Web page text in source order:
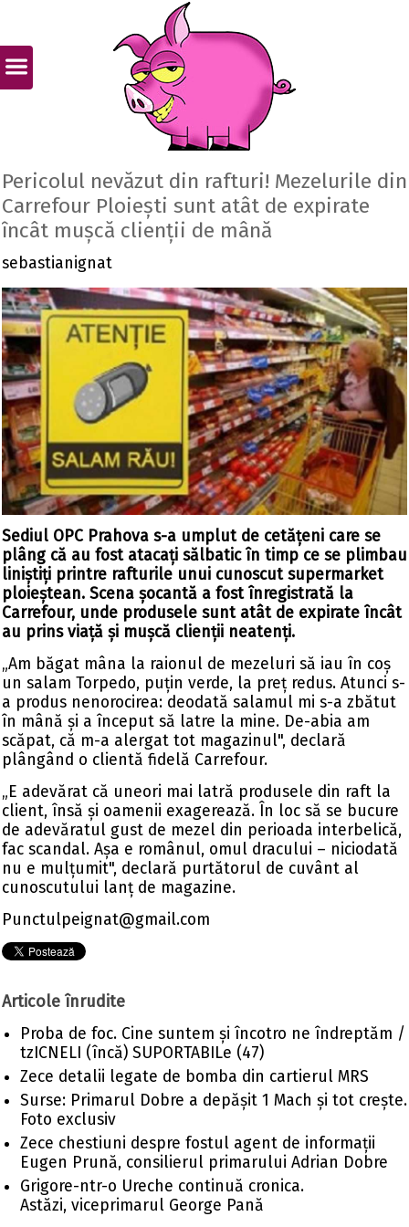
Pericolul nevăzut din rafturi! Mezelurile din
Carrefour Ploiești sunt atât de expirate
încât mușcă clienții de mână
sebastianignat
Sediul OPC Prahova s-a umplut de cetățeni care se
plâng că au fost atacați sălbatic în timp ce se plimbau
liniștiți printre rafturile unui cunoscut supermarket
ploieștean. Scena șocantă a fost înregistrată la
Carrefour, unde produsele sunt atât de expirate încât
au prins viață și mușcă clienții neatenți.
„Am băgat mâna la raionul de mezeluri să iau în coș
un salam Torpedo, puțin verde, la preț redus. Atunci s-
a produs nenorocirea: deodată salamul mi s-a zbătut
în mână și a început să latre la mine. De-abia am
scăpat, că m-a alergat tot magazinul", declară
plângând o clientă fidelă Carrefour.
„E adevărat că uneori mai latră produsele din raft la
client, însă și oamenii exagerează. În loc să se bucure
de adevăratul gust de mezel din perioada interbelică,
fac scandal. Așa e românul, omul dracului – niciodată
nu e mulțumit", declară purtătorul de cuvânt al
cunoscutului lanț de magazine.
Punctulpeignat@gmail.com
Articole înrudite
Proba de foc. Cine suntem și încotro ne îndreptăm /
tzICNELI (încă) SUPORTABILe (47)
Zece detalii legate de bomba din cartierul MRS
Surse: Primarul Dobre a depășit 1 Mach și tot crește.
Foto exclusiv
Zece chestiuni despre fostul agent de informații
Eugen Prună, consilierul primarului Adrian Dobre
Grigore-ntr-o Ureche continuă cronica.
Astăzi, viceprimarul George Pană